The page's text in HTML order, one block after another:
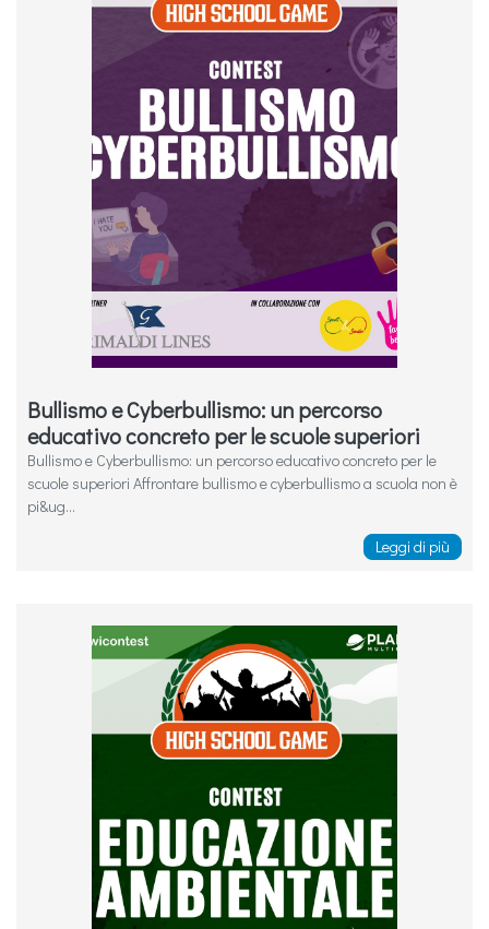
Bullismo e Cyberbullismo: un percorso
educativo concreto per le scuole superiori
Bullismo e Cyberbullismo: un percorso educativo concreto per le
scuole superiori Affrontare bullismo e cyberbullismo a scuola non è
pi&ug...
Leggi di più